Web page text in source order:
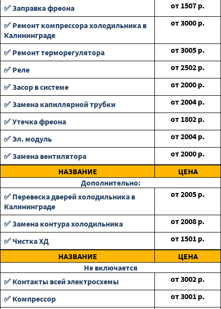
✅ Заправка фреона
от 1507 р.
✅ Ремонт компрессора холодильника в
Калининграде
от3000 р.
✅ Ремонт терморегулятора от3005 р.
✅ Реле
от2502 р.
✅ Засор в системе
от2000 р.
✅ Замена капиллярной трубки
от2004 р.
✅ Утечка фреона
от 1802 р.
✅ Эл. модуль
от2004 р.
✅ Замена вентилятора
от2000 р.
НАЗВАНИЕ
ЦЕНА
Дополнительно:
✅ Перевеска дверей холодильника в
Калининграде
от2005 р.
✅ Замена контура холодильника от2008 р.
✅ Чистка ХД
от 1501 р.
НАЗВАНИЕ
ЦЕНА
Не включается
✅ Контакты всей электросхемы
от3002 р.
✅ Компрессор
от3001 р.